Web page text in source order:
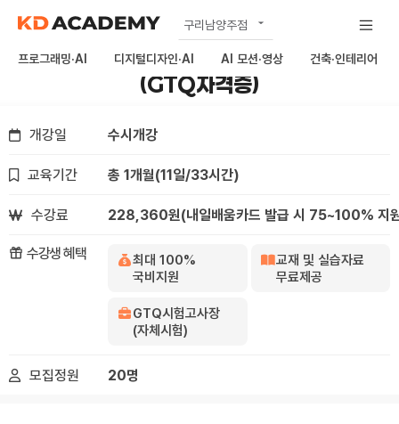
구리남양주점
공식
노원점
김포점
의정부점
프로그래밍·AI 디지털디자인·AI AI 모션·영상 건축·인테리어
디지털디자인·AI
[자체시험] 포토샵을 활용한 사진이미지 제작
(GTQ자격증)
개강일 수시개강
교육기간 총 1개월(11일/33시간)
수강료
228,360원(내일배움카드 발급 시 75~100% 지
수강생 혜택
최대 100%
국비지원
교재 및 실습자료
무료제공
GTQ시험고사장
(자체시험)
모집정원 20명